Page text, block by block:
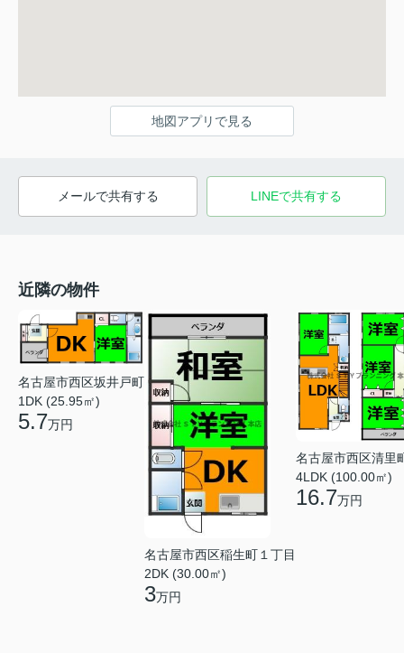
地図アプリで見る
メールで共有する LINEで共有する
近隣の物件
名古屋市西区坂井戸町
1DK (25.95㎡)
5.7万円
名古屋市西区稲生町１丁目
2DK (30.00㎡)
3万円
名古屋市西区清里
4LDK (100.00㎡)
16.7万円